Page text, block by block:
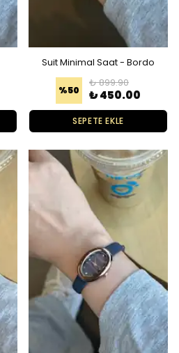
Suit Minimal Saat - Bordo
%50
₺ 899.90
₺ 450.00
SEPETE EKLE